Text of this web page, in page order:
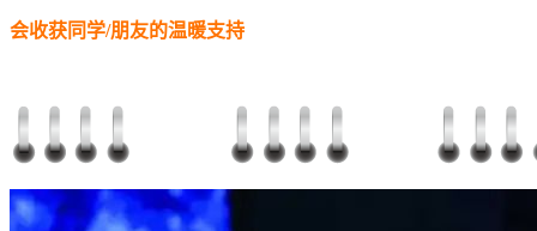
会收获同学/朋友的温暖支持